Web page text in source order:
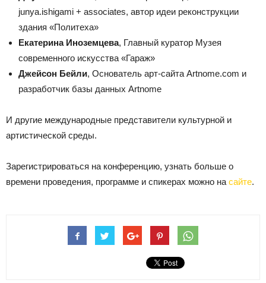
junya.ishigami + associates, автор идеи реконструкции
здания «Политеха»
Екатерина Иноземцева, Главный куратор Музея
современного искусства «Гараж»
Джейсон Бейли, Основатель арт-сайта Artnome.com и
разработчик базы данных Artnome
И другие международные представители культурной и
артистической среды.
Зарегистрироваться на конференцию, узнать больше о
времени проведения, программе и спикерах можно на сайте.